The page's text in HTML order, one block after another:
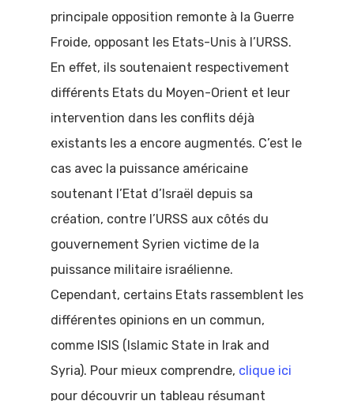
principale opposition remonte à la Guerre
Froide, opposant les Etats-Unis à l’URSS.
En effet, ils soutenaient respectivement
différents Etats du Moyen-Orient et leur
intervention dans les conflits déjà
existants les a encore augmentés. C’est le
cas avec la puissance américaine
soutenant l’Etat d’Israël depuis sa
création, contre l’URSS aux côtés du
gouvernement Syrien victime de la
puissance militaire israélienne.
Cependant, certains Etats rassemblent les
différentes opinions en un commun,
comme ISIS (Islamic State in Irak and
Syria). Pour mieux comprendre, clique ici
pour découvrir un tableau résumant